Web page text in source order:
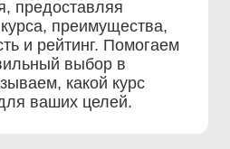
предоставляя
преимущества,
и рейтинг. Помогаем
выбор в
какой курс
ваших целей.